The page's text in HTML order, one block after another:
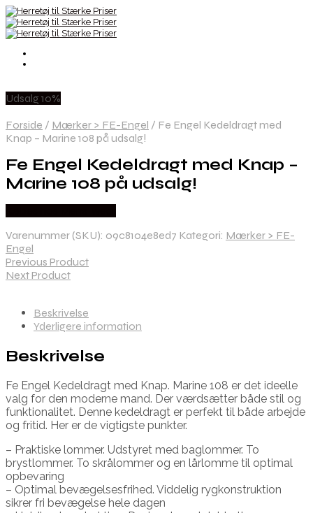
Udsalg 10%
Forside / Mærker > FE-Engel / Fe Engel Kedeldragt med
Knap – Marine 108 på udsalg!
Fe Engel Kedeldragt med Knap –
Marine 108 på udsalg!
Varenummer (SKU): 09c8104e8ed7 Kategori: Mærker > FE-
Engel
Previous Product
Next Product
Beskrivelse
Yderligere information
Beskrivelse
Fe Engel Kedeldragt med Knap. Marine 108 er det ideelle
valg for den moderne mand. Der værdsætter både stil og
funktionalitet. Denne kedeldragt er perfekt til både arbejde
og fritid. Her er de vigtigste punkter.
– Praktiske lommer. Udstyret med baglommer. To
brystlommer. To skrålommer og en lårlomme til optimal
opbevaring
– Optimal bevægelsesfrihed. Viddelig rygkonstruktion
sikrer fri bevægelse hele dagen